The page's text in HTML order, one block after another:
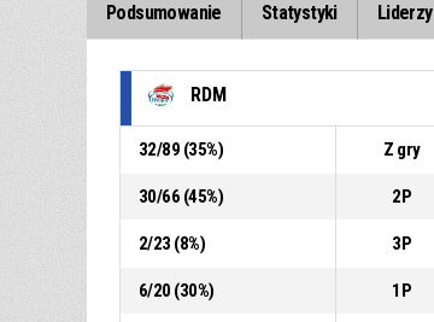
Podsumowanie Statystyki Liderzy
RDM
32/89 (35%) Z gry
30/66 (45%) 2P
2/23 (8%) 3P
6/20 (30%) 1P